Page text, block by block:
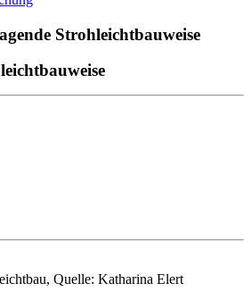
Strohleichtbauweise
Quelle: Katharina Elert